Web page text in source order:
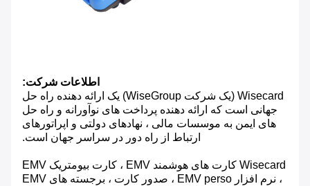
اطلاعات شرکت:
Wisecard (یک شرکت WiseGroup) یک ارائه دهنده راه حل
جهانی است که ارائه دهنده پرداخت های نوآورانه و راه حل
های ایمن به موسسات مالی ، نهادهای دولتی و اپراتورهای
ارتباط از راه دور در سراسر جهان است.
Wisecard کارت های هوشمند EMV ، کارت بیومتریک EMV
، نرم افزار EMV perso ، صدور کارت ، برجسته های EMV